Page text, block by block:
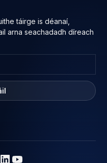
táirge is déanaí,
arna seachadadh díreach